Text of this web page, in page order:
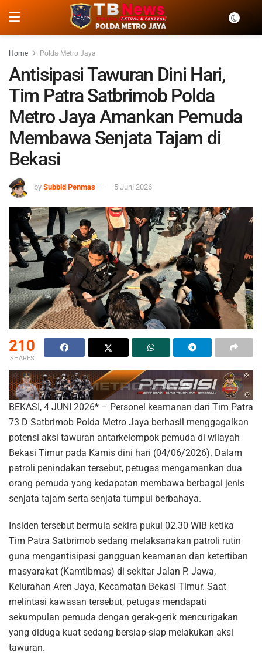
Home Polda Metro Jaya
Antisipasi Tawuran Dini Hari,
Tim Patra Satbrimob Polda
Metro Jaya Amankan Pemuda
Membawa Senjata Tajam di
Bekasi
by Subbid Penmas 5 Juni 2026
210
SHARES
BEKASI, 4 JUNI 2026* – Personel keamanan dari Tim Patra
73 D Satbrimob Polda Metro Jaya berhasil menggagalkan
potensi aksi tawuran antarkelompok pemuda di wilayah
Bekasi Timur pada Kamis dini hari (04/06/2026). Dalam
patroli penindakan tersebut, petugas mengamankan dua
orang pemuda yang kedapatan membawa berbagai jenis
senjata tajam serta senjata tumpul berbahaya.
Insiden tersebut bermula sekira pukul 02.30 WIB ketika
Tim Patra Satbrimob sedang melaksanakan patroli rutin
guna mengantisipasi gangguan keamanan dan ketertiban
masyarakat (Kamtibmas) di sekitar Jalan P. Jawa,
Kelurahan Aren Jaya, Kecamatan Bekasi Timur. Saat
melintasi kawasan tersebut, petugas mendapati
sekumpulan pemuda dengan gerak-gerik mencurigakan
yang diduga kuat sedang bersiap-siap melakukan aksi
tawuran.